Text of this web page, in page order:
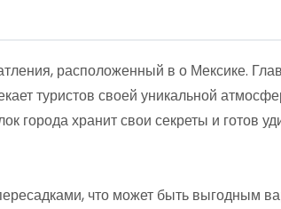
расположенный в о Мексике.
туристов своей уникальной
города хранит свои секреты и готов
что может быть выгодным